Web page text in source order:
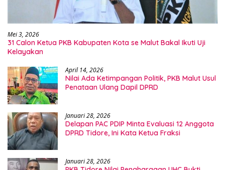
Mei 3, 2026
31 Calon Ketua PKB Kabupaten Kota se Malut Bakal Ikuti Uji
Kelayakan
April 14, 2026
Nilai Ada Ketimpangan Politik, PKB Malut Usul
Penataan Ulang Dapil DPRD
Januari 28, 2026
Delapan PAC PDIP Minta Evaluasi 12 Anggota
DPRD Tidore, Ini Kata Ketua Fraksi
Januari 28, 2026